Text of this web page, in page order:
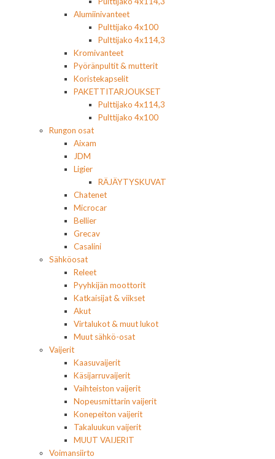
Alumiinivanteet
Pulttijako 4x100
Pulttijako 4x114,3
Kromivanteet
Pyöränpultit & mutterit
Koristekapselit
PAKETTITARJOUKSET
Pulttijako 4x114,3
Pulttijako 4x100
Rungon osat
Aixam
JDM
Ligier
RÄJÄYTYSKUVAT
Chatenet
Microcar
Bellier
Grecav
Casalini
Sähköosat
Releet
Pyyhkijän moottorit
Katkaisijat & viikset
Akut
Virtalukot & muut lukot
Muut sähkö-osat
Vaijerit
Kaasuvaijerit
Käsijarruvaijerit
Vaihteiston vaijerit
Nopeusmittarin vaijerit
Konepeiton vaijerit
Takaluukun vaijerit
MUUT VAIJERIT
Voimansiirto